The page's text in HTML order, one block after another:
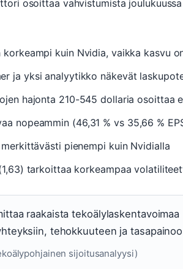
osoittaa vahvistumista joulukuussa
korkeampi kuin Nvidia, vaikka kasvu
ja yksi analyytikko näkevät
hajonta 210-545 dollaria osoittaa
nopeammin (46,31 % vs 35,66 %
pienempi kuin Nvidialla
tarkoittaa korkeampaa
raakaista
tehokkuuteen ja
sijoitusanalyysi)